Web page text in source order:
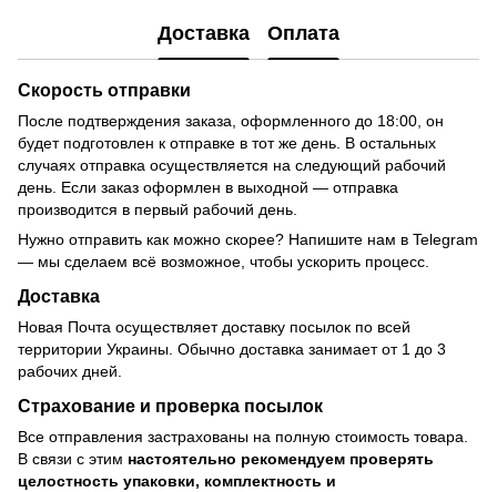
Доставка Оплата
Скорость отправки
После подтверждения заказа, оформленного до 18:00, он
будет подготовлен к отправке в тот же день. В остальных
случаях отправка осуществляется на следующий рабочий
день. Если заказ оформлен в выходной — отправка
производится в первый рабочий день.
Нужно отправить как можно скорее? Напишите нам в Telegram
— мы сделаем всё возможное, чтобы ускорить процесс.
Доставка
Новая Почта осуществляет доставку посылок по всей
территории Украины. Обычно доставка занимает от 1 до 3
рабочих дней.
Страхование и проверка посылок
Все отправления застрахованы на полную стоимость товара.
В связи с этим настоятельно рекомендуем проверять
целостность упаковки, комплектность и